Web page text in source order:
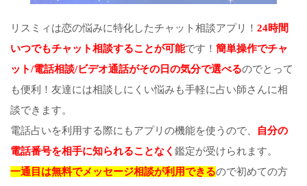
リスミィは恋の悩みに特化したチャット相談アプリ！ 24時間
いつでもチャット相談することが可能です！ 簡単操作でチャ
ット/電話相談/ビデオ通話がその日の気分で選べるのでとって
も便利！友達には相談しにくい悩みも手軽に占い師さんに相
談できます。
電話占いを利用する際にもアプリの機能を使うので、
自分の
電話番号を相手に知られることなく 鑑定が受けられます。
一通目は無料でメッセージ相談が利用できるので初めての方